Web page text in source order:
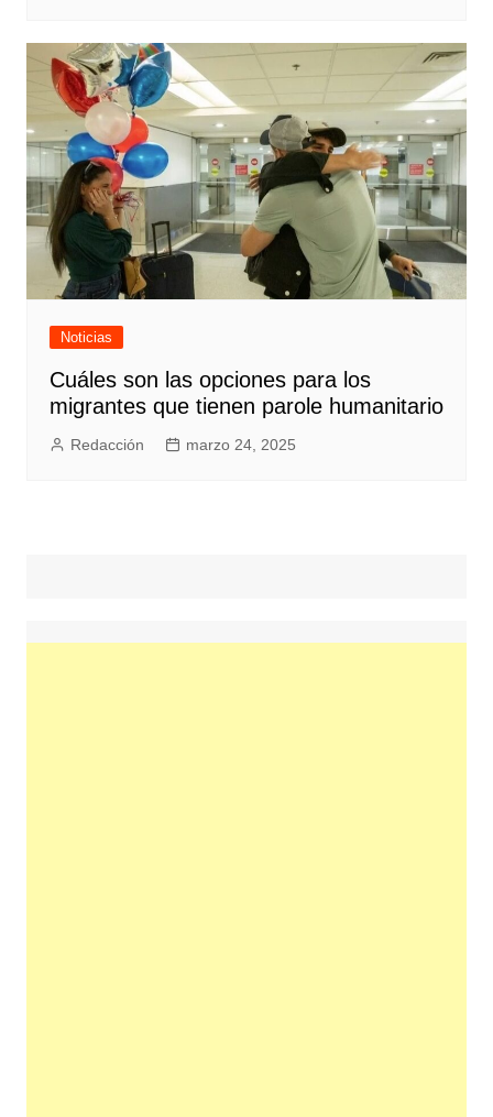
Noticias
Cuáles son las opciones para los
migrantes que tienen parole humanitario
Redacción marzo 24, 2025